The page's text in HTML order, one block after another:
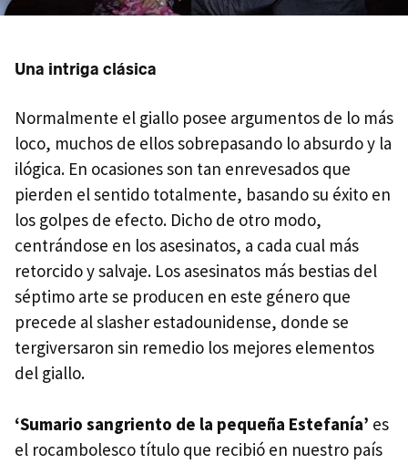
Una intriga clásica
Normalmente el giallo posee argumentos de lo más
loco, muchos de ellos sobrepasando lo absurdo y la
ilógica. En ocasiones son tan enrevesados que
pierden el sentido totalmente, basando su éxito en
los golpes de efecto. Dicho de otro modo,
centrándose en los asesinatos, a cada cual más
retorcido y salvaje. Los asesinatos más bestias del
séptimo arte se producen en este género que
precede al slasher estadounidense, donde se
tergiversaron sin remedio los mejores elementos
del giallo.
‘Sumario sangriento de la pequeña Estefanía’ es
el rocambolesco título que recibió en nuestro país